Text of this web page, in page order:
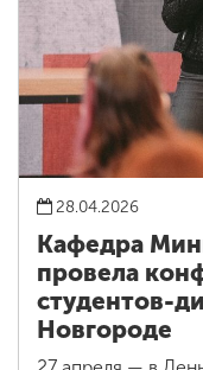
28.04.2026
Кафедра
провела
студентов-
Новгороде